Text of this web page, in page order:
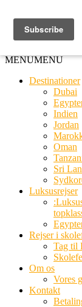
MENUMENU
Destinationer
Dubai
Indien
Jordan
Oman
Sri
Luksusrejser
Rejser i
Tag til
Om os
Vores
Kontakt